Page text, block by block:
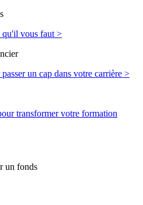
qu'il vous faut >
un cap dans votre carrière >
transformer votre formation
un fonds